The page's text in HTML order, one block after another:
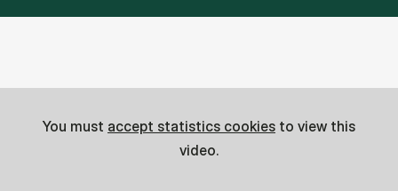
You must accept statistics cookies to view this
video.